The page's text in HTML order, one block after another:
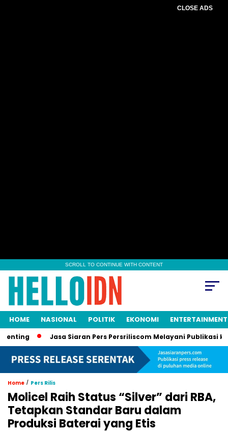
CLOSE ADS
SCROLL TO CONTINUE WITH CONTENT
HOME NASIONAL POLITIK EKONOMI ENTERTAINMENT
Jasa Siaran Pers Persriliscom Melayani Publikasi ke
Home / Pers Rilis
Molicel Raih Status “Silver” dari RBA,
Tetapkan Standar Baru dalam
Produksi Baterai yang Etis